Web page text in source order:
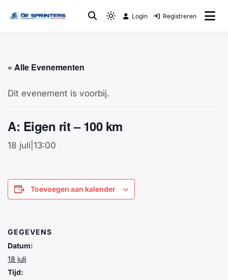
Fietsclub Login Registreren
« Alle Evenementen
Dit evenement is voorbij.
A: Eigen rit – 100 km
18 juli|13:00
Toevoegen aan kalender
GEGEVENS
Datum:
18 juli
Tijd: